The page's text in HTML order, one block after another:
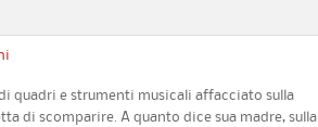
quadri e strumenti musicali affacciato sulla
di scomparire. A quanto dice sua madre, sulla